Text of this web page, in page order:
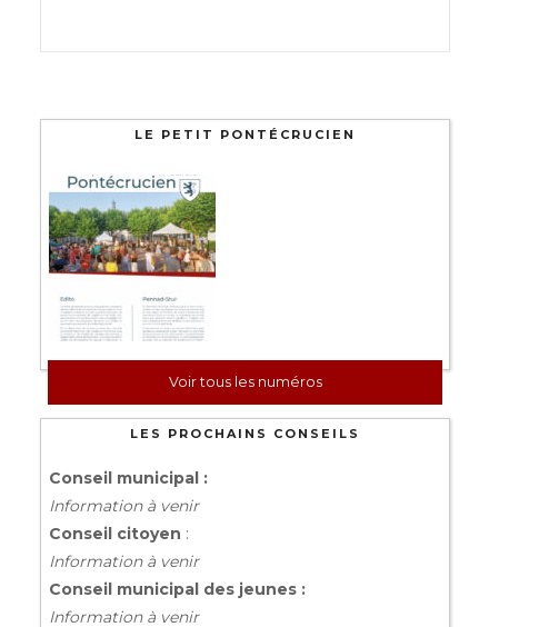
LE PETIT PONTÉCRUCIEN
Voir tous les numéros
LES PROCHAINS CONSEILS
Conseil municipal :
Information à venir
Conseil citoyen :
Information à venir
Conseil municipal des jeunes :
Information à venir